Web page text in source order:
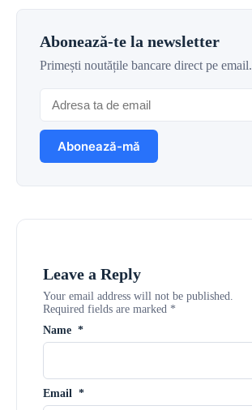
Abonează-te la newsletter
Primești noutățile bancare direct pe email.
Leave a Reply
Your email address will not be published.
Required fields are marked *
Name *
Email *